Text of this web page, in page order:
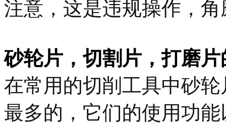
注意，这是违规操作，
砂轮片，切割片，打磨片
在常用的切削工具中砂
最多的，它们的使用功